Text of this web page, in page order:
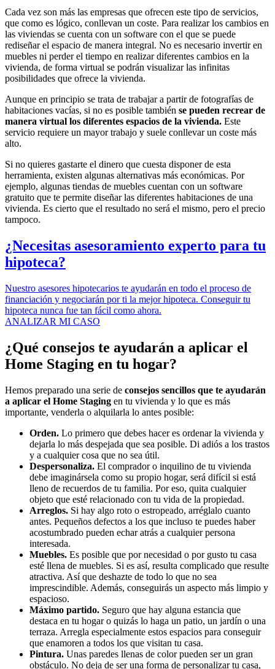
Cada vez son más las empresas que ofrecen este tipo de servicios,
que como es lógico, conllevan un coste. Para realizar los cambios en
las viviendas se cuenta con un software con el que se puede
rediseñar el espacio de manera integral. No es necesario invertir en
muebles ni perder el tiempo en realizar diferentes cambios en la
vivienda, de forma virtual se podrán visualizar las infinitas
posibilidades que ofrece la vivienda.
Aunque en principio se trata de trabajar a partir de fotografías de
habitaciones vacías, si no es posible también se pueden recrear de
manera virtual los diferentes espacios de la vivienda. Este
servicio requiere un mayor trabajo y suele conllevar un coste más
alto.
Si no quieres gastarte el dinero que cuesta disponer de esta
herramienta, existen algunas alternativas más económicas. Por
ejemplo, algunas tiendas de muebles cuentan con un software
gratuito que te permite diseñar las diferentes habitaciones de una
vivienda. Es cierto que el resultado no será el mismo, pero el precio
tampoco.
¿Necesitas asesoramiento experto para tu
hipoteca?
Nuestro asesores hipotecarios te ayudarán en todo el proceso de
financiación y negociarán por ti la mejor hipoteca. Conseguir tu
hipoteca nunca fue tan fácil como ahora.
ANALIZAR MI CASO
¿Qué consejos te ayudarán a aplicar el
Home Staging en tu hogar?
Hemos preparado una serie de consejos sencillos que te ayudarán
a aplicar el Home Staging en tu vivienda y lo que es más
importante, venderla o alquilarla lo antes posible:
Orden. Lo primero que debes hacer es ordenar la vivienda y
dejarla lo más despejada que sea posible. Di adiós a los trastos
y a cualquier cosa que no sea útil.
Despersonaliza. El comprador o inquilino de tu vivienda
debe imaginársela como su propio hogar, será difícil si está
lleno de recuerdos de tu familia. Por eso, quita cualquier
objeto que esté relacionado con tu vida de la propiedad.
Arreglos. Si hay algo roto o estropeado, arréglalo cuanto
antes. Pequeños defectos a los que incluso te puedes haber
acostumbrado pueden echar atrás a cualquier persona
interesada.
Muebles. Es posible que por necesidad o por gusto tu casa
esté llena de muebles. Si es así, resulta complicado que resulte
atractiva. Así que deshazte de todo lo que no sea
imprescindible. Además, conseguirás un aspecto más limpio y
espacioso.
Máximo partido. Seguro que hay alguna estancia que
destaca en tu hogar o quizás lo haga un patio, un jardín o una
terraza. Arregla especialmente estos espacios para conseguir
que enamoren a todos los que visitan tu casa.
Pintura. Unas paredes llenas de color pueden ser un gran
obstáculo. No deja de ser una forma de personalizar tu casa,